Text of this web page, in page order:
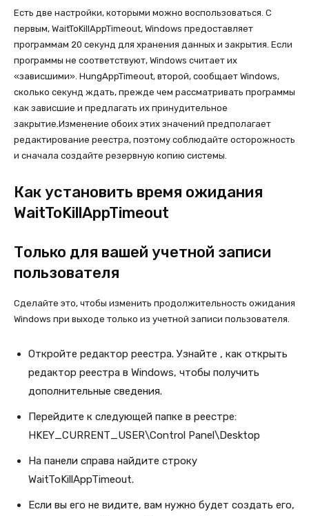
Есть две настройки, которыми можно воспользоваться. С
первым, WaitToKillAppTimeout, Windows предоставляет
программам 20 секунд для хранения данных и закрытия. Если
программы не соответствуют, Windows считает их
«зависшими». HungAppTimeout, второй, сообщает Windows,
сколько секунд ждать, прежде чем рассматривать программы
как зависшие и предлагать их принудительное
закрытие.Изменение обоих этих значений предполагает
редактирование реестра, поэтому соблюдайте осторожность
и сначала создайте резервную копию системы.
Как установить время ожидания
WaitToKillAppTimeout
Только для вашей учетной записи
пользователя
Сделайте это, чтобы изменить продолжительность ожидания
Windows при выходе только из учетной записи пользователя.
Откройте редактор реестра. Узнайте , как открыть
редактор реестра в Windows, чтобы получить
дополнительные сведения.
Перейдите к следующей папке в реестре:
HKEY_CURRENT_USER\Control Panel\Desktop
На панели справа найдите строку
WaitToKillAppTimeout.
Если вы его не видите, вам нужно будет создать его,